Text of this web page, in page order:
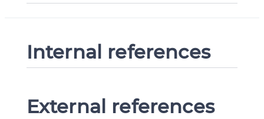
Internal references
External references